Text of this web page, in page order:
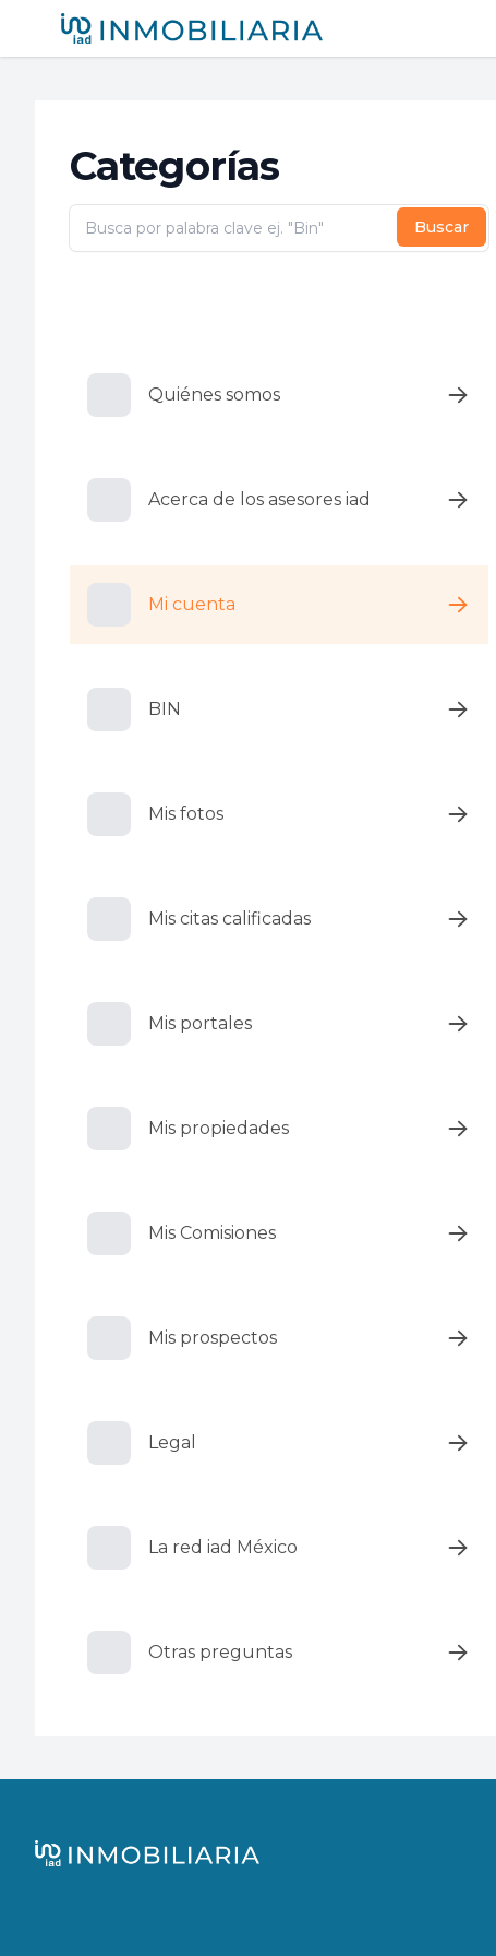
iad México
Categorías
Buscar
Quiénes somos
Acerca de los asesores iad
Mi cuenta
BIN
Mis fotos
Mis citas calificadas
Mis portales
Mis propiedades
Mis Comisiones
Mis prospectos
Legal
La red iad México
Otras preguntas